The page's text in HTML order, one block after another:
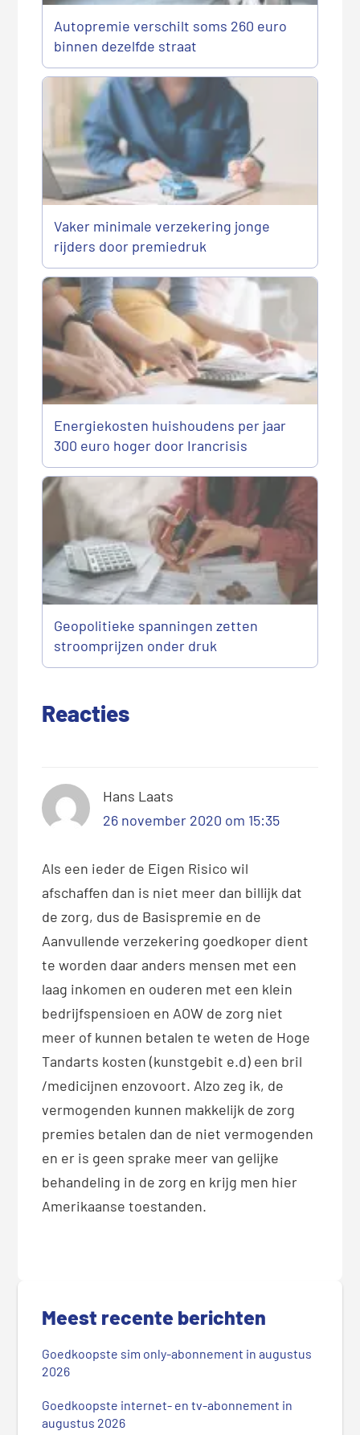
Autopremie verschilt soms 260 euro
binnen dezelfde straat
Vaker minimale verzekering jonge
rijders door premiedruk
Energiekosten huishoudens per jaar
300 euro hoger door Irancrisis
Geopolitieke spanningen zetten
stroomprijzen onder druk
Reacties
Hans Laats
26 november 2020 om 15:35
Als een ieder de Eigen Risico wil
afschaffen dan is niet meer dan billijk dat
de zorg, dus de Basispremie en de
Aanvullende verzekering goedkoper dient
te worden daar anders mensen met een
laag inkomen en ouderen met een klein
bedrijfspensioen en AOW de zorg niet
meer of kunnen betalen te weten de Hoge
Tandarts kosten (kunstgebit e.d) een bril
/medicijnen enzovoort. Alzo zeg ik, de
vermogenden kunnen makkelijk de zorg
premies betalen dan de niet vermogenden
en er is geen sprake meer van gelijke
behandeling in de zorg en krijg men hier
Amerikaanse toestanden.
Meest recente berichten
Goedkoopste sim only-abonnement in augustus
2026
Goedkoopste internet- en tv-abonnement in
augustus 2026